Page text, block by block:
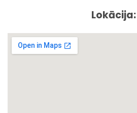
Lokācija: